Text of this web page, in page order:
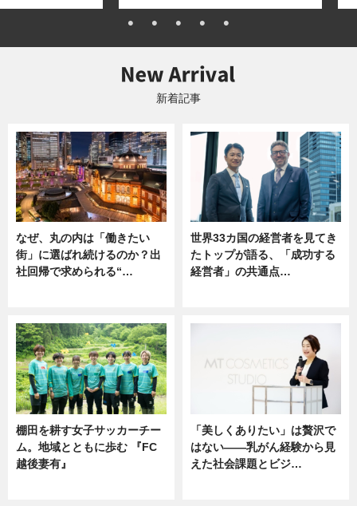
新着記事
なぜ、丸の内は「働きたい
街」に選ばれ続けるのか？出
社回帰で求められる“…
世界33カ国の経営者を見てき
たトップが語る、「成功する
経営者」の共通点…
棚田を耕す女子サッカーチー
ム。地域とともに歩む 『FC
越後妻有』
「美しくありたい」は贅沢で
はない――乳がん経験から見
えた社会課題とビジ…